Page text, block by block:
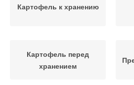
Картофель к хранению
Картофель перед
хранением